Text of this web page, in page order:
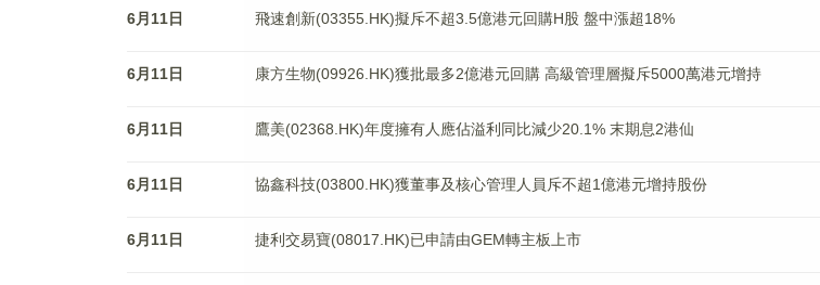
6月11日 飛速創新(03355.HK)擬斥不超3.5億港元回購H股 盤中漲超18%
6月11日 康方生物(09926.HK)獲批最多2億港元回購 高級管理層擬斥5000萬港元增持
6月11日 鷹美(02368.HK)年度擁有人應佔溢利同比減少20.1% 末期息2港仙
6月11日 協鑫科技(03800.HK)獲董事及核心管理人員斥不超1億港元增持股份
6月11日 捷利交易寶(08017.HK)已申請由GEM轉主板上市